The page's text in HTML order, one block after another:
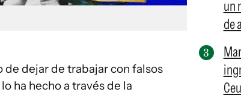
de dejar de trabajar con falsos
ha hecho a través de la
un
de